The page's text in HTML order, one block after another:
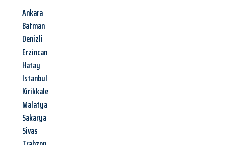
Ankara
Batman
Denizli
Erzincan
Hatay
Istanbul
Kirikkale
Malatya
Sakarya
Sivas